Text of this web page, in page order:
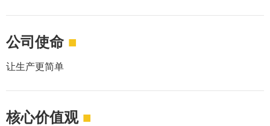
公司使命 ■
让生产更简单
核心价值观 ■